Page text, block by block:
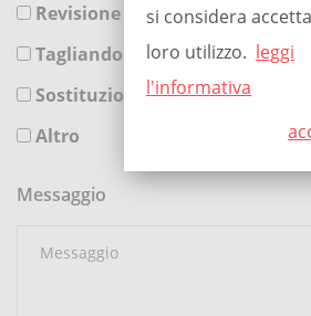
Revisione
Tagliando
Sostituzione Pneumatici
Altro
Messaggio
si considera
loro utilizzo. leggi
l'informativa